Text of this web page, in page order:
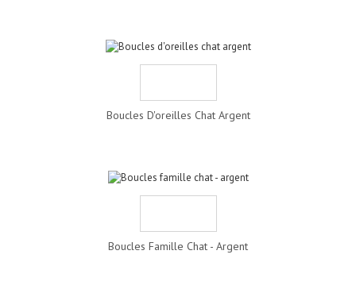
Boucles D'oreilles Chat Argent
Boucles Famille Chat - Argent